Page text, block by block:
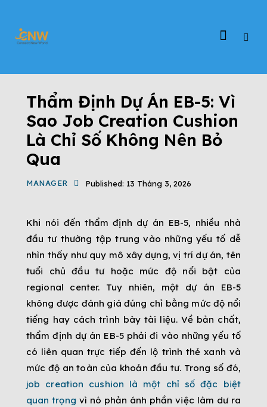
Thẩm Định Dự Án EB-5: Vì
Sao Job Creation Cushion
Là Chỉ Số Không Nên Bỏ
Qua
MANAGER Published: 13 Tháng 3, 2026
Khi nói đến thẩm định dự án EB-5, nhiều nhà
đầu tư thường tập trung vào những yếu tố dễ
nhìn thấy như quy mô xây dựng, vị trí dự án, tên
tuổi chủ đầu tư hoặc mức độ nổi bật của
regional center. Tuy nhiên, một dự án EB-5
không được đánh giá đúng chỉ bằng mức độ nổi
tiếng hay cách trình bày tài liệu. Về bản chất,
thẩm định dự án EB-5 phải đi vào những yếu tố
có liên quan trực tiếp đến lộ trình thẻ xanh và
mức độ an toàn của khoản đầu tư. Trong số đó,
job creation cushion là một chỉ số đặc biệt
quan trọng vì nó phản ánh phần việc làm dư ra